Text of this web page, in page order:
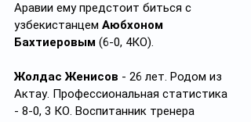
Аравии ему предстоит биться с
узбекистанцем Аюбхоном
Бахтиеровым (6-0, 4КО).
Жолдас Женисов - 26 лет. Родом из
Актау. Профессиональная статистика
- 8-0, 3 КО. Воспитанник тренера